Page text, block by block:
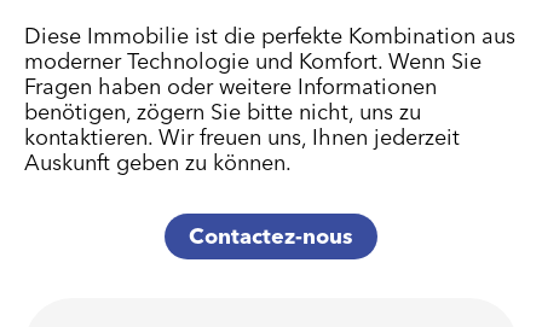
Diese Immobilie ist die perfekte Kombination aus
moderner Technologie und Komfort. Wenn Sie
Fragen haben oder weitere Informationen
benötigen, zögern Sie bitte nicht, uns zu
kontaktieren. Wir freuen uns, Ihnen jederzeit
Auskunft geben zu können.
Contactez-nous